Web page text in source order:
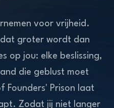
voor vrijheid.
groter wordt dan
op jou: elke beslissing,
die geblust moet
Founders' Prison laat
Zodat jij niet langer